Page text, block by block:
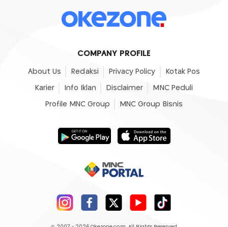
COMPANY PROFILE
About Us Redaksi Privacy Policy Kotak Pos
Karier Info Iklan Disclaimer MNC Peduli
Profile MNC Group MNC Group Bisnis